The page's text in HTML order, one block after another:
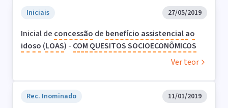
Iniciais 27/05/2019
Inicial de concessão de benefício assistencialao
idoso (LOAS) - COM QUESITOSSOCIOECONÔMICOS
Ver teor
Rec. Inominado 11/01/2019